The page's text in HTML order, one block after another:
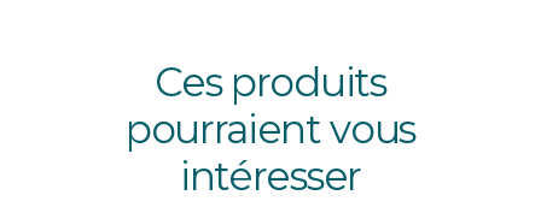
Ces produits
pourraient vous
intéresser